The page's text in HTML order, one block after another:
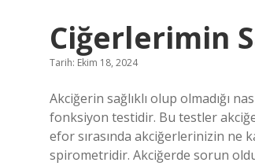
Ciğerlerimin
Tarih: Ekim 18, 2024
Akciğerin sağlıklı olup olmadığı
fonksiyon testidir. Bu testler
efor sırasında akciğerlerinizin ne
spirometridir. Akciğerde sorun